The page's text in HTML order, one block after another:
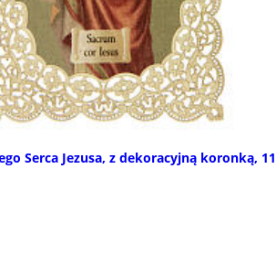
Serca Jezusa, z dekoracyjną koronką,